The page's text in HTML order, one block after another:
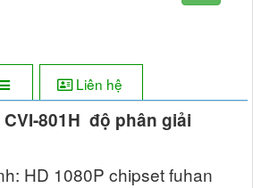
Liên hệ
CVI-801H độ phân giải
HD 1080P chipset fuhan